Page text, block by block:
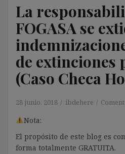
La
FOGASA se
de extinciones
(Caso Checa
28 junio, 2018 ibdehere
Nota:
El propósito de este blog es
forma totalmente GRATUITA.